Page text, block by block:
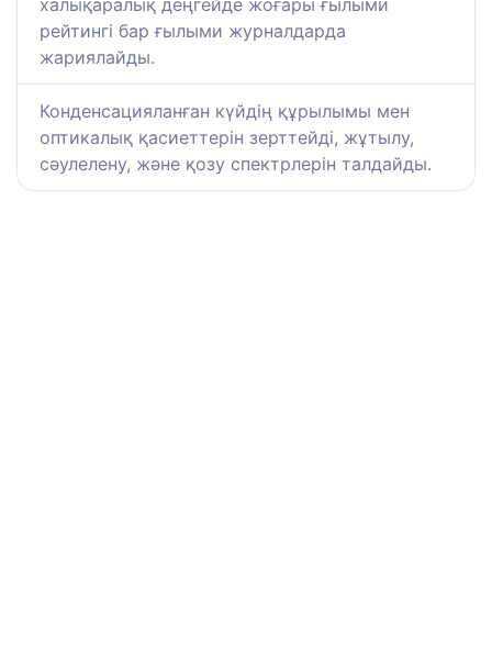
халықаралық деңгейде жоғары ғылыми
рейтингі бар ғылыми журналдарда
жариялайды.
Конденсацияланған күйдің құрылымы мен
оптикалық қасиеттерін зерттейді, жұтылу,
сәулелену, және қозу спектрлерін талдайды.